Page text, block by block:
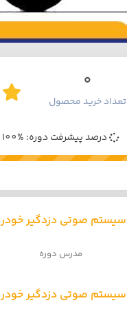
0
تعداد خرید محصول
درصد پیشرفت دوره: %100
سیستم صوتی دزدگیر
مدرس دوره
سیستم صوتی دزدگیر